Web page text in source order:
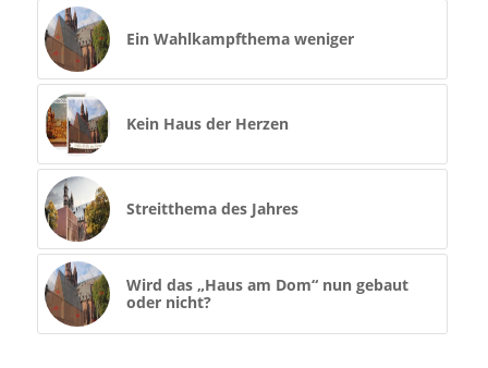
Ein Wahlkampfthema weniger
Kein Haus der Herzen
Streitthema des Jahres
Wird das „Haus am Dom“ nun gebaut
oder nicht?